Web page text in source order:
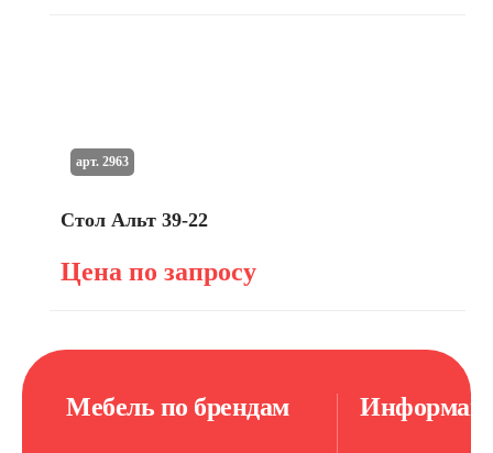
Стол Альт 39-22
Цена по запросу
арт. 2963
Мебель по брендам